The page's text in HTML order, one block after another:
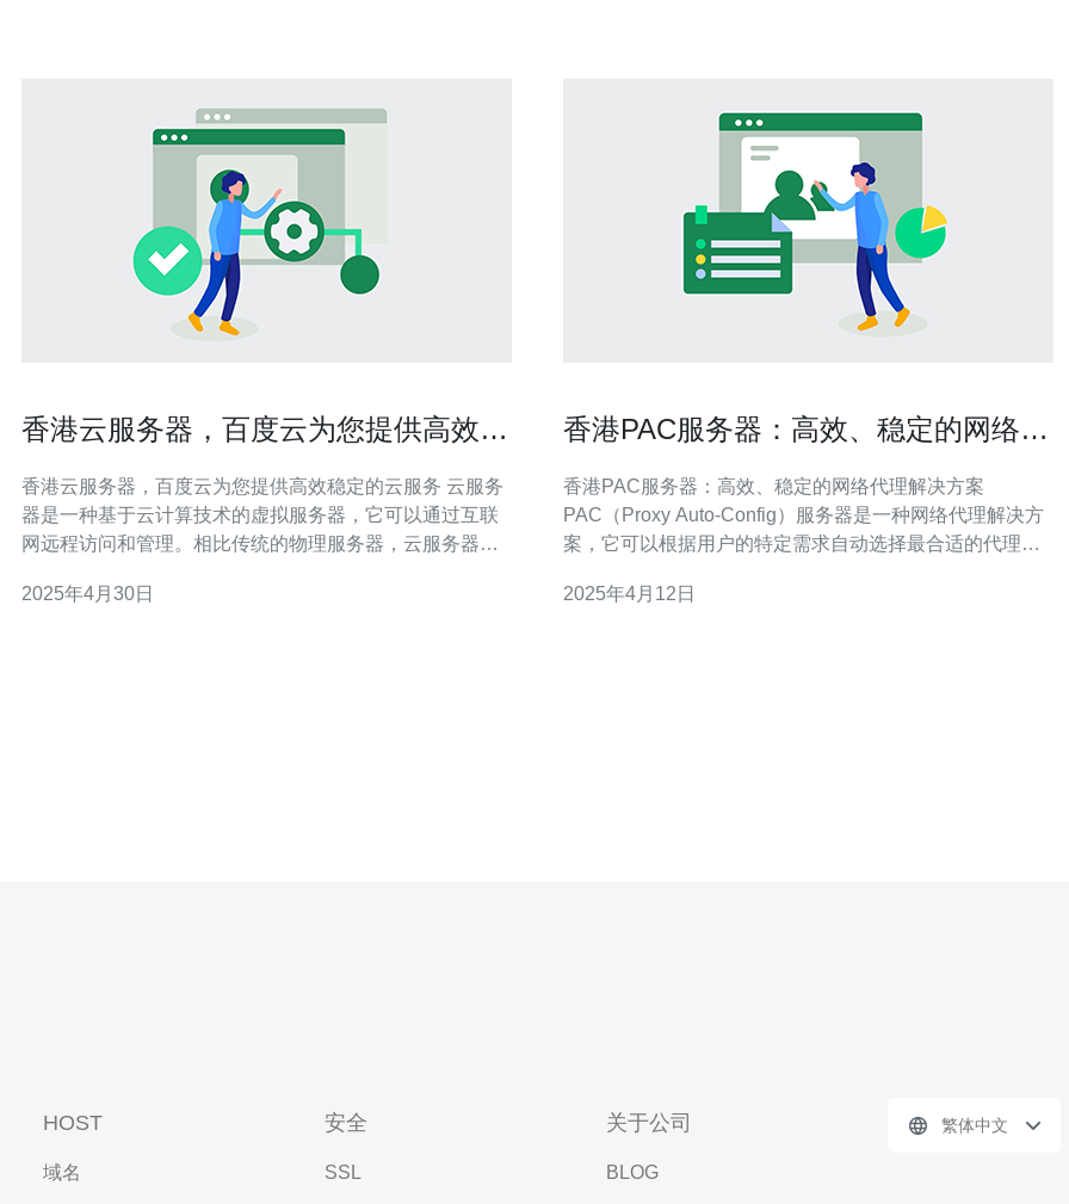
香港云服务器，百度云为您提供高效稳
香港云服务器，百度云为您提供高效稳定的云服务 云服务
器是一种基于云计算技术的虚拟服务器，它可以通过互联
网远程访问和管理。相比传统的物理服务器，云服务器具
都市，拥有稳定的网络环境和先进的基础设施，成为了许
2025年4月30日
香港PAC服务器：高效、稳定的网络代
香港PAC服务器：高效、稳定的网络代理解决方案
PAC（Proxy Auto-Config）服务器是一种网络代理解决方
案，它可以根据用户的特定需求自动选择最合适的代理服
定义的规则来决定是否使用代理服务器，并选择最佳的代
2025年4月12日
HOST
域名
安全
SSL
关于公司
BLOG
繁体中文